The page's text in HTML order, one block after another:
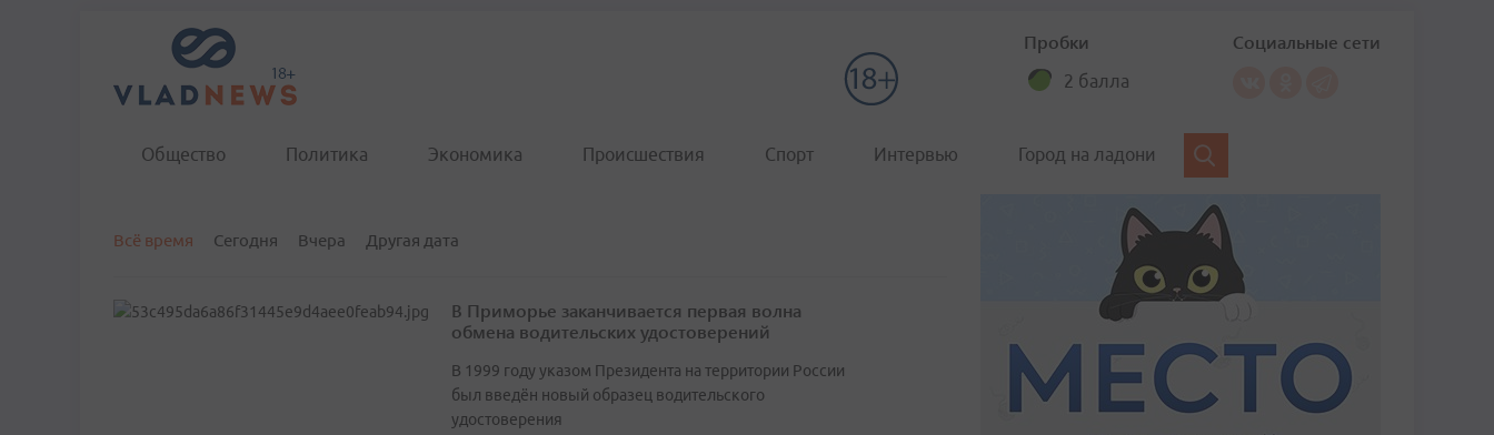
Пробки
2 балла
Социальные сети
Общество Политика Экономика Происшествия Спорт Интервью Город на ладони
Всё время Сегодня Вчера Другая дата
В Приморье заканчивается первая волна
обмена водительских удостоверений
В 1999 году указом Президента на территории России
был введён новый образец водительского
удостоверения